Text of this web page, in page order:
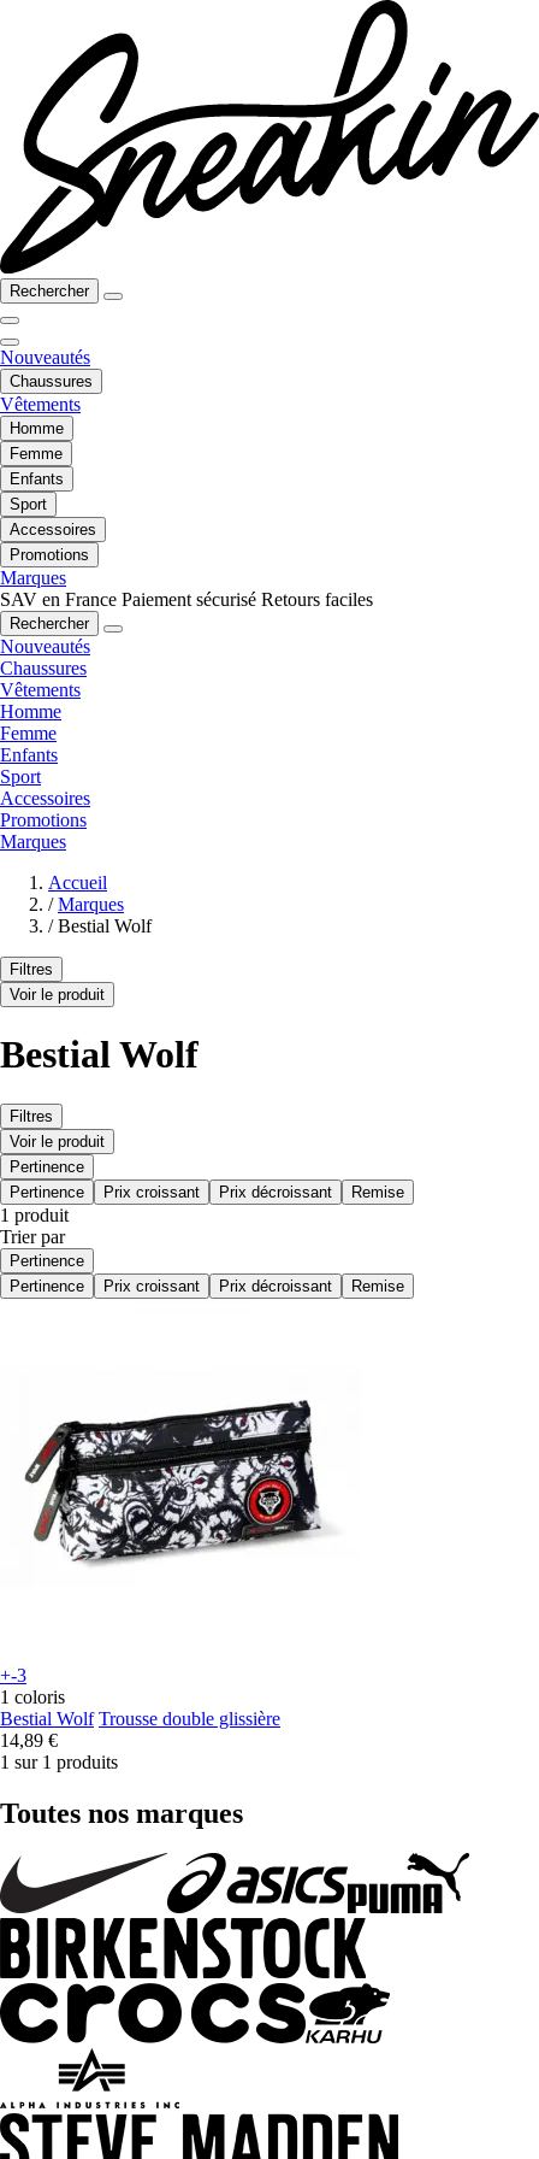
Rechercher
Nouveautés
Chaussures
Vêtements
Homme
Femme
Enfants
Sport
Accessoires
Promotions
Marques
SAV en France Paiement sécurisé Retours faciles
Rechercher
Nouveautés
Chaussures
Vêtements
Homme
Femme
Enfants
Sport
Accessoires
Promotions
Marques
Accueil
/ Marques
/ Bestial Wolf
Filtres
Voir le produit
Bestial Wolf
Filtres
Voir le produit
Pertinence
Pertinence
Prix croissant Prix décroissant Remise
1 produit
Trier par
Pertinence
Pertinence
Prix croissant Prix décroissant Remise
+-3
1 coloris
Bestial Wolf Trousse double glissière
14,89 €
1 sur 1 produits
Toutes nos marques